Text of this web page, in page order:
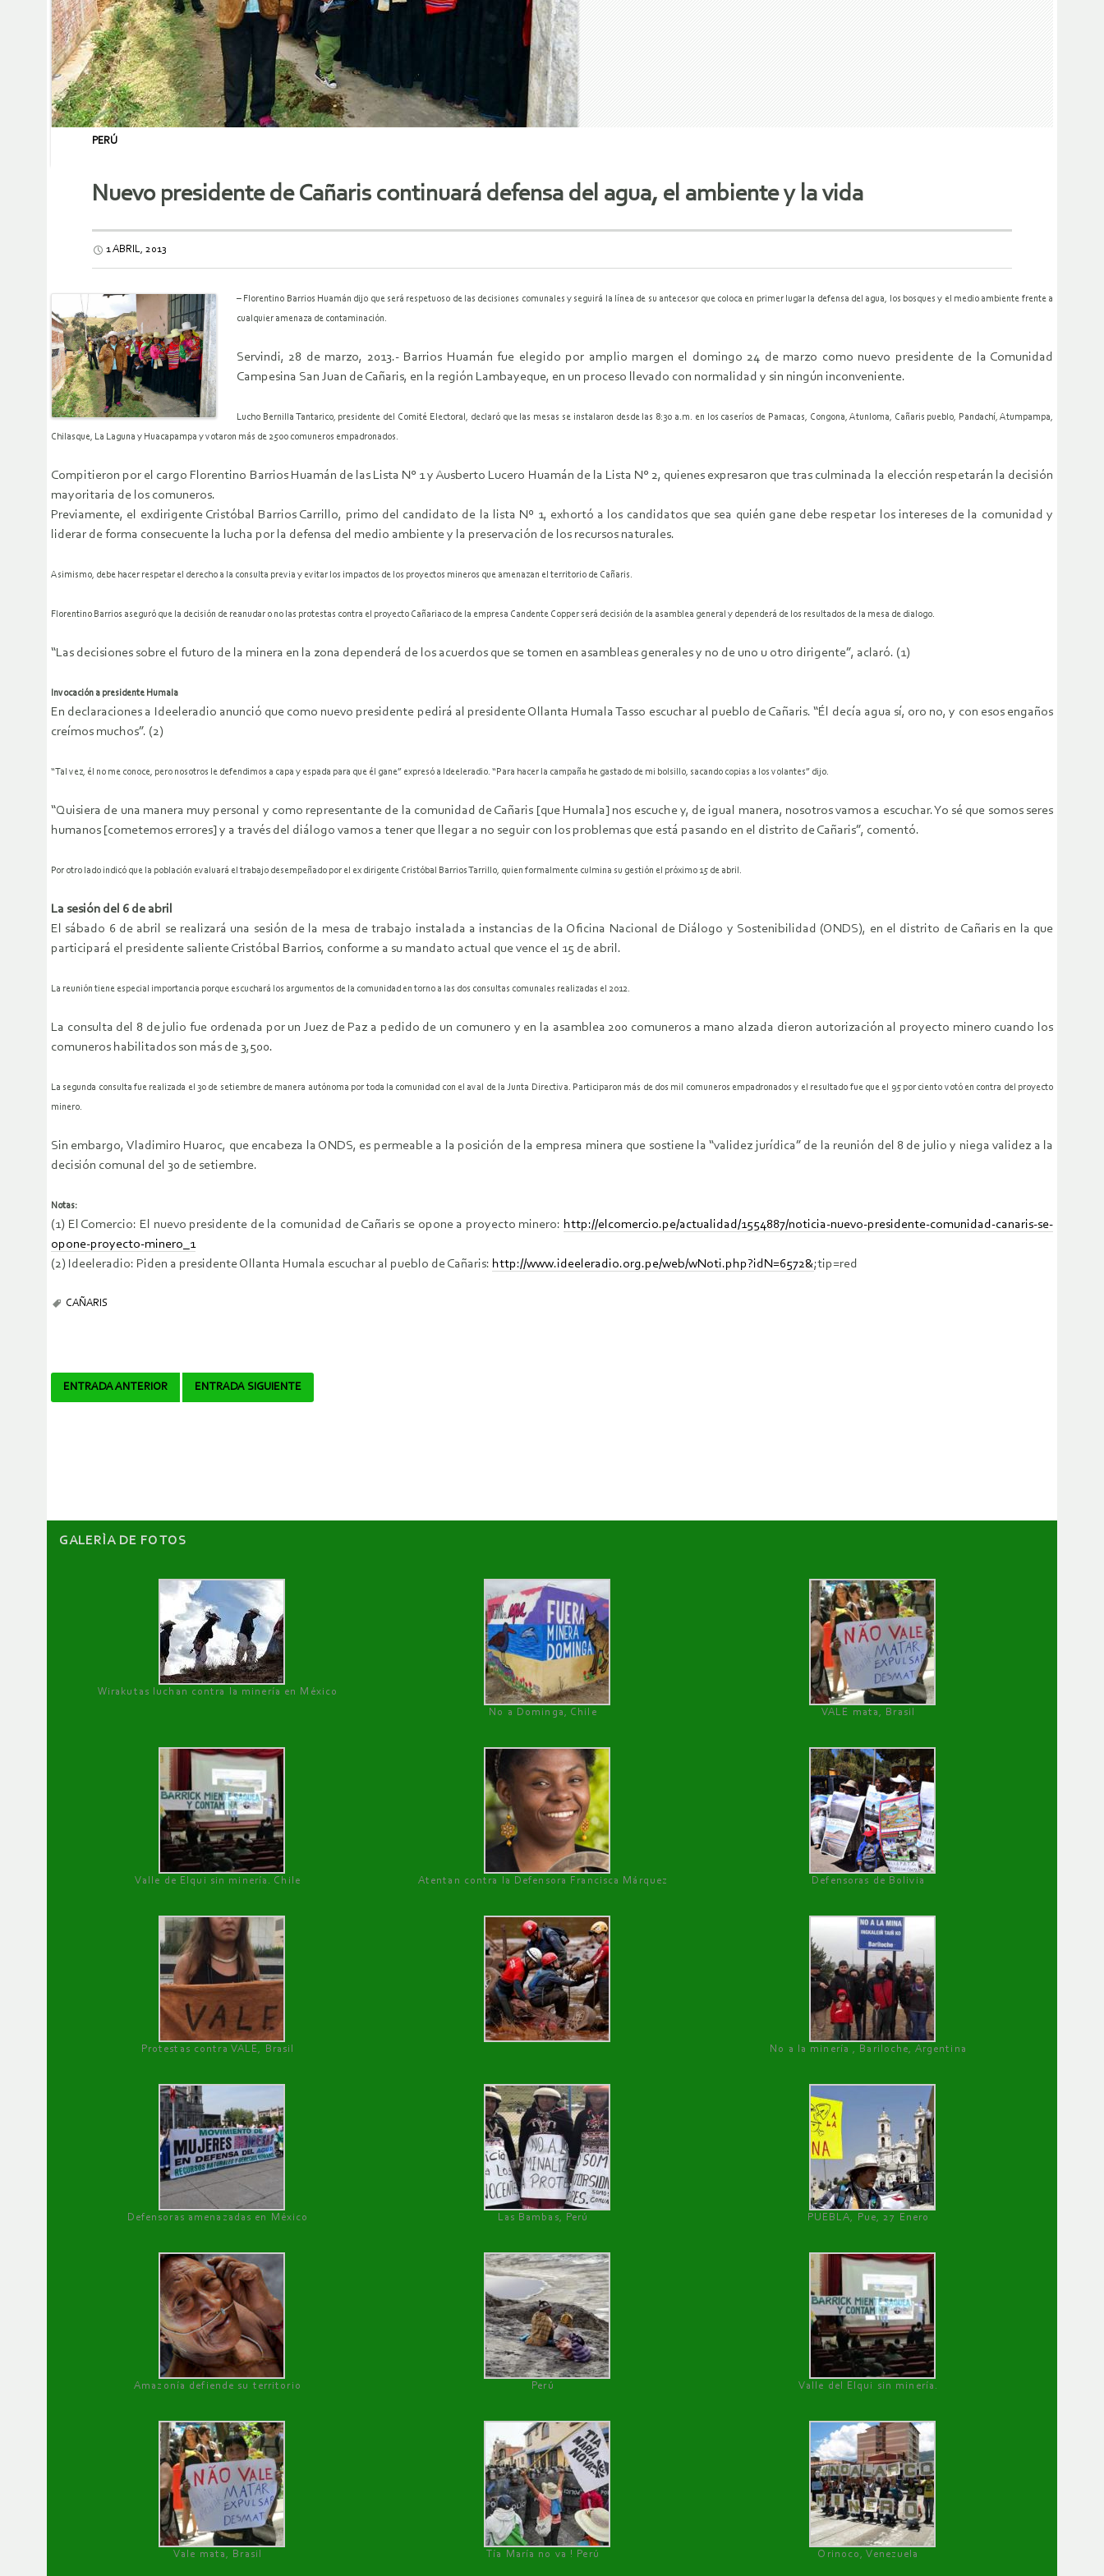
PERÚ
Nuevo presidente de Cañaris continuará defensa del agua, el ambiente y la vida
1 ABRIL, 2013
– Florentino Barrios Huamán dijo que será respetuoso de las decisiones comunales y seguirá la línea de su antecesor que coloca en primer lugar la defensa del agua, los bosques y el medio ambiente frente a
cualquier amenaza de contaminación.
Servindi, 28 de marzo, 2013.- Barrios Huamán fue elegido por amplio margen el domingo 24 de marzo como nuevo presidente de la Comunidad
Campesina San Juan de Cañaris, en la región Lambayeque, en un proceso llevado con normalidad y sin ningún inconveniente.
Lucho Bernilla Tantarico, presidente del Comité Electoral, declaró que las mesas se instalaron desde las 8:30 a.m. en los caseríos de Pamacas, Congona, Atunloma, Cañaris pueblo, Pandachí, Atumpampa,
Chilasque, La Laguna y Huacapampa y votaron más de 2500 comuneros empadronados.
Compitieron por el cargo Florentino Barrios Huamán de las Lista N° 1 y Ausberto Lucero Huamán de la Lista N° 2, quienes expresaron que tras culminada la elección respetarán la decisión
mayoritaria de los comuneros.
Previamente, el exdirigente Cristóbal Barrios Carrillo, primo del candidato de la lista Nº 1, exhortó a los candidatos que sea quién gane debe respetar los intereses de la comunidad y
liderar de forma consecuente la lucha por la defensa del medio ambiente y la preservación de los recursos naturales.
Asimismo, debe hacer respetar el derecho a la consulta previa y evitar los impactos de los proyectos mineros que amenazan el territorio de Cañaris.
Florentino Barrios aseguró que la decisión de reanudar o no las protestas contra el proyecto Cañariaco de la empresa Candente Copper será decisión de la asamblea general y dependerá de los resultados de la mesa de dialogo.
“Las decisiones sobre el futuro de la minera en la zona dependerá de los acuerdos que se tomen en asambleas generales y no de uno u otro dirigente”, aclaró. (1)
Invocación a presidente Humala
En declaraciones a Ideeleradio anunció que como nuevo presidente pedirá al presidente Ollanta Humala Tasso escuchar al pueblo de Cañaris. “Él decía agua sí, oro no, y con esos engaños
creímos muchos”. (2)
“Tal vez, él no me conoce, pero nosotros le defendimos a capa y espada para que él gane” expresó a Ideeleradio. “Para hacer la campaña he gastado de mi bolsillo, sacando copias a los volantes” dijo.
“Quisiera de una manera muy personal y como representante de la comunidad de Cañaris [que Humala] nos escuche y, de igual manera, nosotros vamos a escuchar. Yo sé que somos seres
humanos [cometemos errores] y a través del diálogo vamos a tener que llegar a no seguir con los problemas que está pasando en el distrito de Cañaris”, comentó.
Por otro lado indicó que la población evaluará el trabajo desempeñado por el ex dirigente Cristóbal Barrios Tarrillo, quien formalmente culmina su gestión el próximo 15 de abril.
La sesión del 6 de abril
El sábado 6 de abril se realizará una sesión de la mesa de trabajo instalada a instancias de la Oficina Nacional de Diálogo y Sostenibilidad (ONDS), en el distrito de Cañaris en la que
participará el presidente saliente Cristóbal Barrios, conforme a su mandato actual que vence el 15 de abril.
La reunión tiene especial importancia porque escuchará los argumentos de la comunidad en torno a las dos consultas comunales realizadas el 2012.
La consulta del 8 de julio fue ordenada por un Juez de Paz a pedido de un comunero y en la asamblea 200 comuneros a mano alzada dieron autorización al proyecto minero cuando los
comuneros habilitados son más de 3,500.
La segunda consulta fue realizada el 30 de setiembre de manera autónoma por toda la comunidad con el aval de la Junta Directiva. Participaron más de dos mil comuneros empadronados y el resultado fue que el 95 por ciento votó en contra del proyecto
minero.
Sin embargo, Vladimiro Huaroc, que encabeza la ONDS, es permeable a la posición de la empresa minera que sostiene la “validez jurídica” de la reunión del 8 de julio y niega validez a la
decisión comunal del 30 de setiembre.
Notas:
(1) El Comercio: El nuevo presidente de la comunidad de Cañaris se opone a proyecto minero: http://elcomercio.pe/actualidad/1554887/noticia-nuevo-presidente-comunidad-canaris-se-
opone-proyecto-minero_1
(2) Ideeleradio: Piden a presidente Ollanta Humala escuchar al pueblo de Cañaris: http://www.ideeleradio.org.pe/web/wNoti.php?idN=6572&;tip=red
CAÑARIS
Navegador
ENTRADA ANTERIOR ENTRADA SIGUIENTE
GALERÌA DE FOTOS
Wirakutas luchan contra la minería en México
No a Dominga, Chile
VALE mata, Brasil
Valle de Elqui sin minería. Chile Atentan contra la Defensora Francisca Márquez Defensoras de Bolivia
Protestas contra VALE, Brasil No a la minería , Bariloche, Argentina
Defensoras amenazadas en México Las Bambas, Perú PUEBLA, Pue, 27 Enero
Amazonía defiende su territorio Perú Valle del Elqui sin minería.
Vale mata, Brasil Tía María no va ! Perú Orinoco, Venezuela